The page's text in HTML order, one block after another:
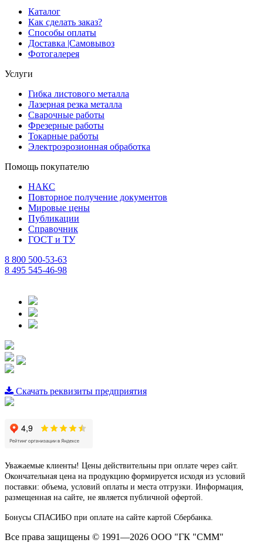
Каталог
Как сделать заказ?
Способы оплаты
Доставка |Cамовывоз
Фотогалерея
Услуги
Гибка листового металла
Лазерная резка металла
Сварочные работы
Фрезерные работы
Токарные работы
Электроэрозионная обработка
Помощь покупателю
НАКС
Повторное получение документов
Мировые цены
Публикации
Справочник
ГОСТ и ТУ
8 800 500-53-63
8 495 545-46-98
Скачать реквизиты предприятия
Уважаемые клиенты! Цены действительны при оплате через сайт.
Окончательная цена на продукцию формируется исходя из условий
поставки: объема, условий оплаты и места отгрузки. Информация,
размещенная на сайте, не является публичной офертой.
Бонусы СПАСИБО при оплате на сайте картой Сбербанка.
Все права защищены © 1991—2026 ООО "ГК "СММ"